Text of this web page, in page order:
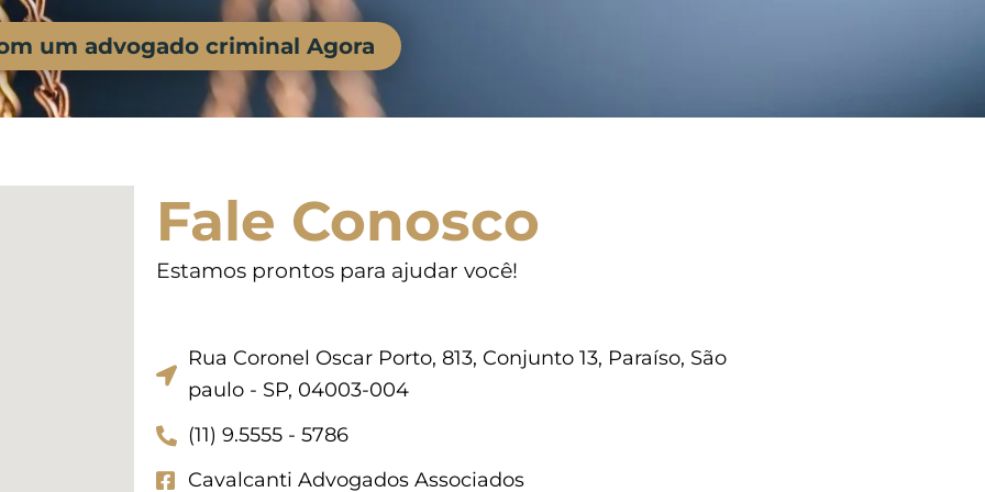
um advogado criminal Agora
Fale Conosco
Estamos prontos para ajudar você!
Rua Coronel Oscar Porto, 813, Conjunto 13, Paraíso, São
paulo - SP, 04003-004
(11) 9.5555 - 5786
Cavalcanti Advogados Associados